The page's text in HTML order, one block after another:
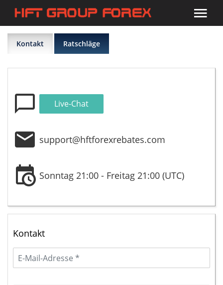
Kontakt Ratschläge
Live-Chat
support@hftforexrebates.com
Sonntag 21:00 - Freitag 21:00 (UTC)
Kontakt